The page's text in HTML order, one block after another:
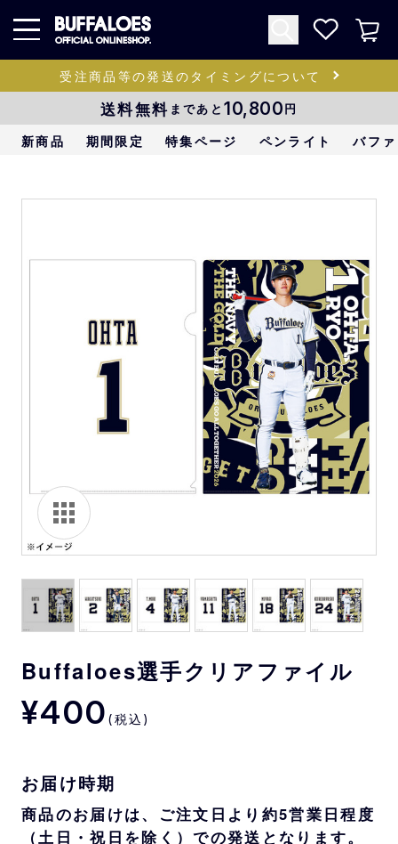
受注商品等の発送のタイミングについて
送料無料 まであと 10,800円
新商品 期間限定 特集ページ ペンライト バフ
Buffaloes選手クリアファイル
¥400 (税込)
お届け時期
商品のお届けは、ご注文日より約5営業日程度
（土日・祝日を除く）での発送となります。